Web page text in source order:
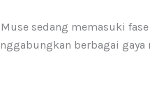
sedang memasuki
berbagai